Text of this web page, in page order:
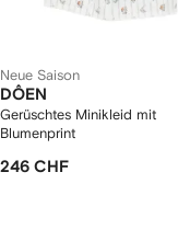
Neue Saison
DÔEN
Gerüschtes Minikleid mit
Blumenprint
246 CHF